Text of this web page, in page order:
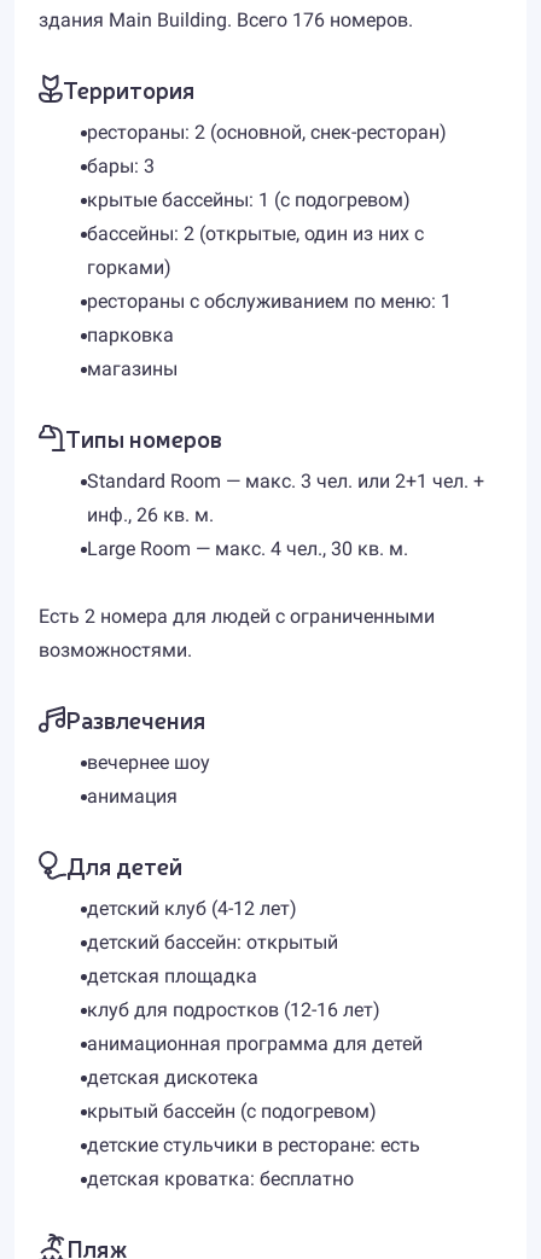
здания Main Building. Всего 176 номеров.
Территория
рестораны: 2 (основной, снек-ресторан)
бары: 3
крытые бассейны: 1 (с подогревом)
бассейны: 2 (открытые, один из них с
горками)
рестораны с обслуживанием по меню: 1
парковка
магазины
Типы номеров
Standard Room — макс. 3 чел. или 2+1 чел. +
инф., 26 кв. м.
Large Room — макс. 4 чел., 30 кв. м.
Есть 2 номера для людей с ограниченными
возможностями.
Развлечения
вечернее шоу
анимация
Для детей
детский клуб (4-12 лет)
детский бассейн: открытый
детская площадка
клуб для подростков (12-16 лет)
анимационная программа для детей
детская дискотека
крытый бассейн (с подогревом)
детские стульчики в ресторане: есть
детская кроватка: бесплатно
Пляж